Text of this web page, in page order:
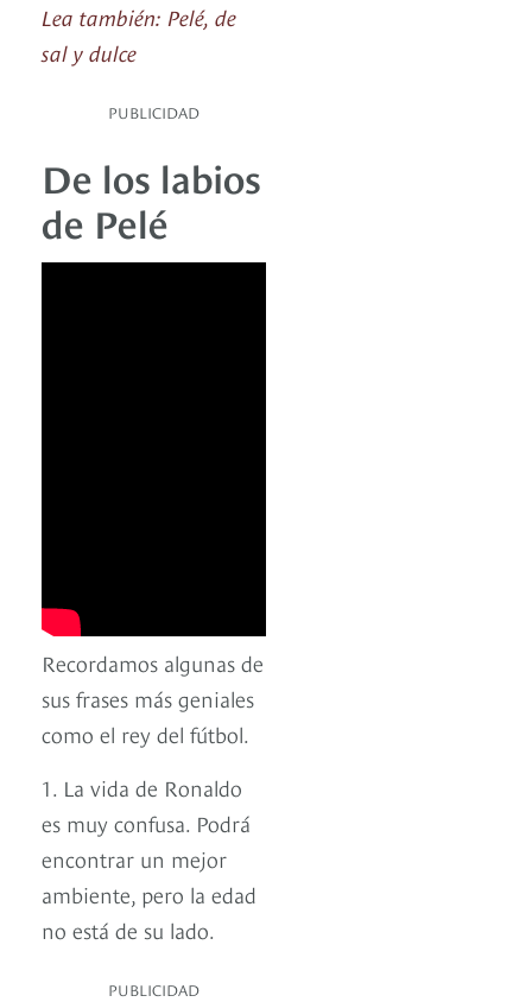
Lea también: Pelé, de
sal y dulce
PUBLICIDAD
De los labios
de Pelé
Recordamos algunas de
sus frases más geniales
como el rey del fútbol.
1. La vida de Ronaldo
es muy confusa. Podrá
encontrar un mejor
ambiente, pero la edad
no está de su lado.
PUBLICIDAD